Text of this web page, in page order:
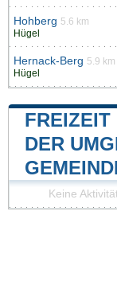
Hohberg 5.6 km
Hügel
Hernack-Berg 5.9 km
Hügel
FREIZEIT
DER
Keine